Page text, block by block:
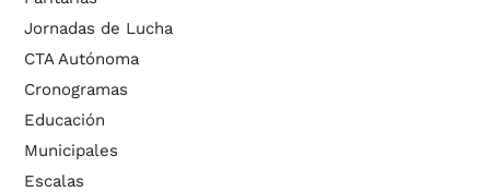
Jornadas de Lucha
CTA Autónoma
Cronogramas
Educación
Municipales
Escalas